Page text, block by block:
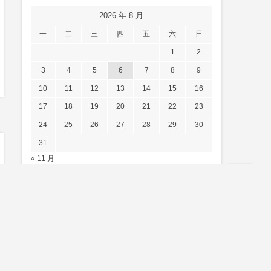
2026 年 8 月
一 二 三 四 五 六 日
1 2
3 4 5 6 7 8 9
10 11 12 13 14 15 16
17 18 19 20 21 22 23
24 25 26 27 28 29 30
31
« 11 月